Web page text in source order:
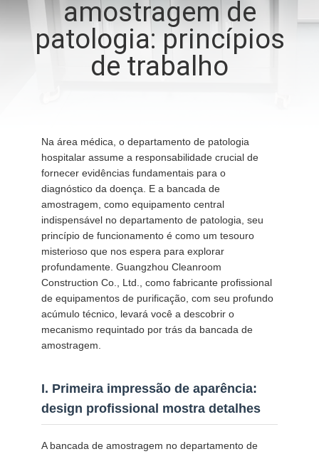
FÁBRICA
CONTROLE
CONTACTE-
NOTÍCIAS
CASOS
SOLICITE UM
ORÇAMENTO
MAPA
SITE
amostragem de
patologia: princípios
de trabalho
Na área médica, o departamento de patologia
hospitalar assume a responsabilidade crucial de
fornecer evidências fundamentais para o
diagnóstico da doença. E a bancada de
amostragem, como equipamento central
indispensável no departamento de patologia, seu
princípio de funcionamento é como um tesouro
misterioso que nos espera para explorar
profundamente. Guangzhou Cleanroom
Construction Co., Ltd., como fabricante profissional
de equipamentos de purificação, com seu profundo
acúmulo técnico, levará você a descobrir o
mecanismo requintado por trás da bancada de
amostragem.
I. Primeira impressão de aparência:
design profissional mostra detalhes
A bancada de amostragem no departamento de